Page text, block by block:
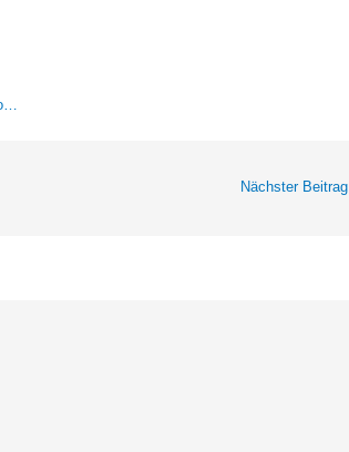
Nächster Beitrag